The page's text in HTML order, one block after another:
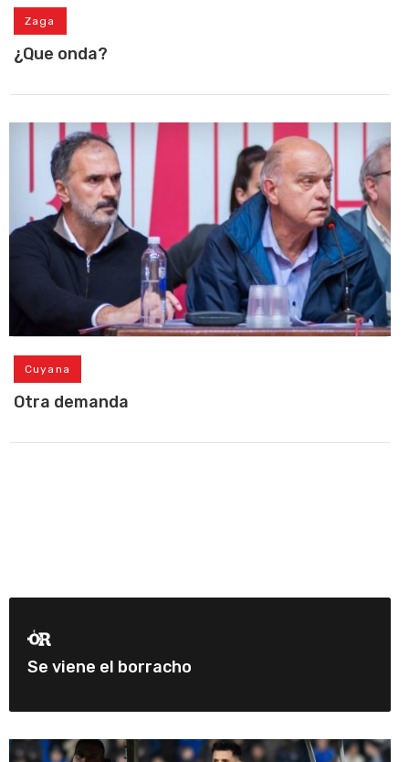
Zaga
¿Que onda?
Cuyana
Otra demanda
Se viene el borracho